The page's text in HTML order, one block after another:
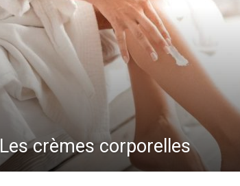
Les crèmes corporelles